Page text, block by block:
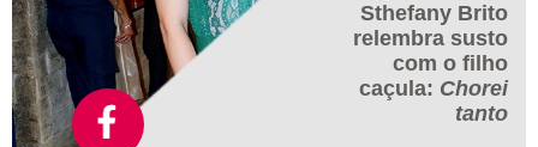
Sthefany Brito
relembra susto
com o filho
caçula: Chorei
tanto